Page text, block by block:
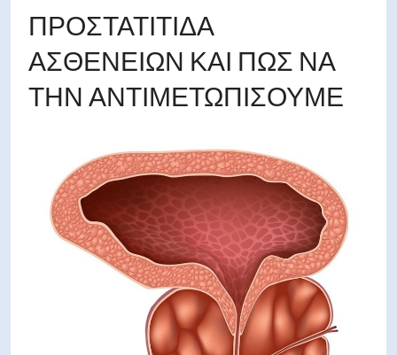
ΠΡΟΣΤΑΤΊΤΙΔΑ
ΑΣΘΕΝΕΙΏΝ ΚΑΙ ΠΏΣ ΝΑ
ΤΗΝ ΑΝΤΙΜΕΤΩΠΊΣΟΥΜΕ